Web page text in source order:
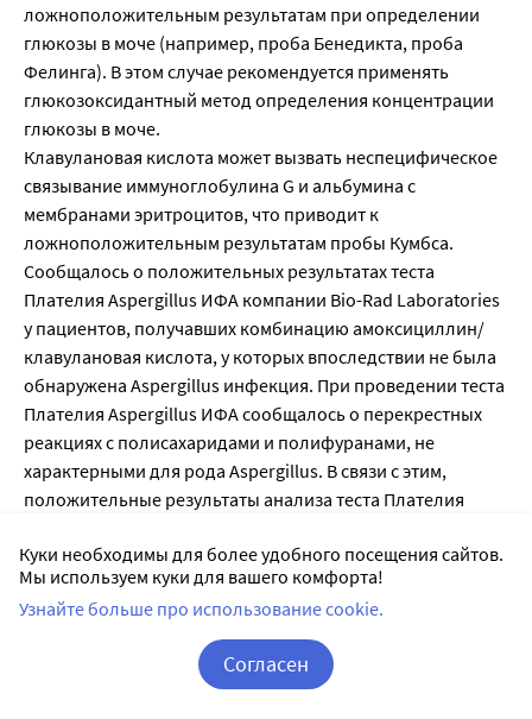
ложноположительным результатам при определении
глюкозы в моче (например, проба Бенедикта, проба
Фелинга). В этом случае рекомендуется применять
глюкозоксидантный метод определения концентрации
глюкозы в моче.
Клавулановая кислота может вызвать неспецифическое
связывание иммуноглобулина G и альбумина с
мембранами эритроцитов, что приводит к
ложноположительным результатам пробы Кумбса.
Сообщалось о положительных результатах теста
Плателия Aspergillus ИФА компании Bio-Rad Laboratories
у пациентов, получавших комбинацию амоксициллин/
клавулановая кислота, у которых впоследствии не была
обнаружена Aspergillus инфекция. При проведении теста
Плателия Aspergillus ИФА сообщалось о перекрестных
реакциях с полисахаридами и полифуранами, не
характерными для рода Aspergillus. В связи с этим,
положительные результаты анализа теста Плателия
амоксициллин/клавулановая кислота, следует
интерпретировать с осторожностью и подтверждать
другими диагностическими методами.
В одной диспергируемой таблетке Aмоксициллин +
Клавулановая кислота 125 мг/31,25 мг содержится 0,16
Куки необходимы для более удобного посещения сайтов.
Мы используем куки для вашего комфорта!
Узнайте больше про использование cookie.
Согласен